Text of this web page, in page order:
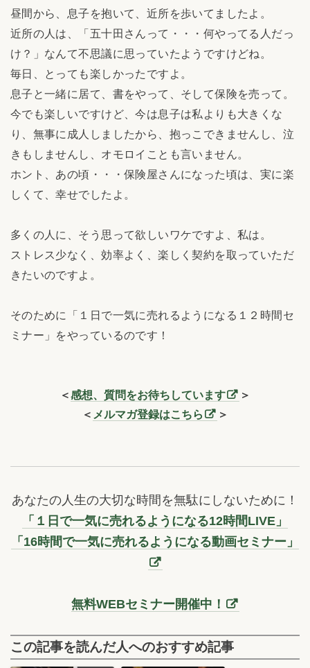
昼間から、息子を抱いて、近所を歩いてましたよ。
近所の人は、「五十田さんって・・・何やってる人だっ
け？」なんて不思議に思っていたようですけどね。
毎日、とっても楽しかったですよ。
息子と一緒に居て、書をやって、そして保険を売って。
今でも楽しいですけど、今は息子は私よりも大きくな
り、無事に成人しましたから、抱っこできませんし、泣
きもしませんし、オモロイことも言いません。
ホント、あの頃・・・保険屋さんになった頃は、実に楽
しくて、幸せでしたよ。
多くの人に、そう思って欲しいワケですよ、私は。
ストレス少なく、効率よく、楽しく契約を取っていただ
きたいのですよ。
そのために「１日で一気に売れるようになる１２時間セ
ミナー」をやっているのです！
＜感想、質問をお待ちしています
＞
＜ メルマガ登録はこちら ＞
あなたの人生の大切な時間を無駄にしないために！
「１日で一気に売れるようになる12時間LIVE」
「16時間で一気に売れるようになる動画セミナー」
無料WEBセミナー開催中！
この記事を読んだ人へのおすすめ記事